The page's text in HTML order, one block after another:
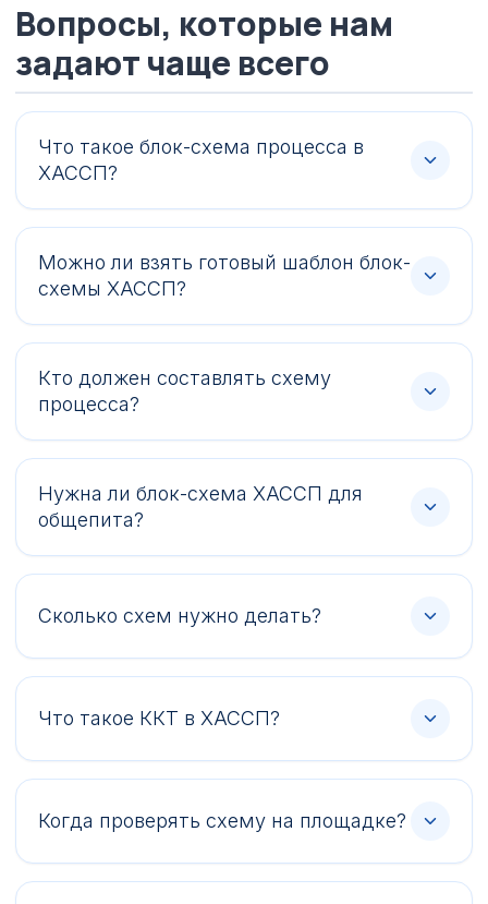
Вопросы, которые нам
задают чаще всего
Что такое блок-схема процесса в
ХАССП?
Можно ли взять готовый шаблон блок-
схемы ХАССП?
Кто должен составлять схему
процесса?
Нужна ли блок-схема ХАССП для
общепита?
Сколько схем нужно делать?
Что такое ККТ в ХАССП?
Когда проверять схему на площадке?